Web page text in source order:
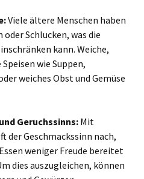
Viele ältere Menschen haben
Schlucken, was die
kann. Weiche,
wie Suppen,
weiches Obst und Gemüse
Geruchssinns: Mit
der Geschmackssinn nach,
weniger Freude bereitet
dies auszugleichen, können